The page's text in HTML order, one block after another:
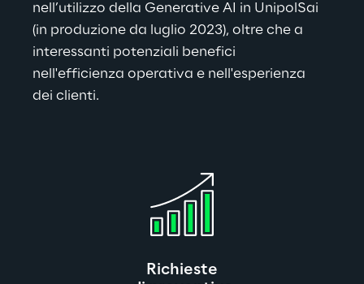
nell’utilizzo della Generative AI in UnipolSai
(in produzione da luglio 2023), oltre che a
interessanti potenziali benefici
nell'efficienza operativa e nell'esperienza
dei clienti.
Richieste